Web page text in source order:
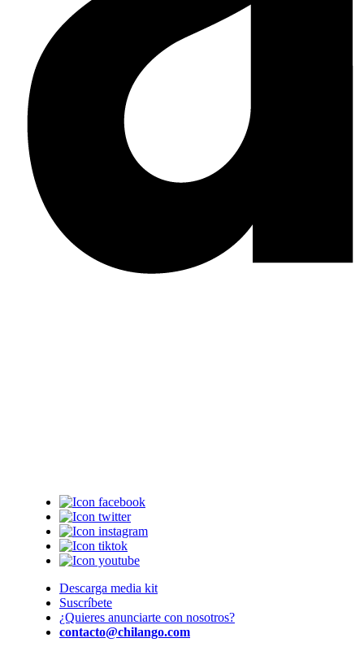
Descarga media kit
Suscríbete
¿Quieres anunciarte con nosotros?
contacto@chilango.com